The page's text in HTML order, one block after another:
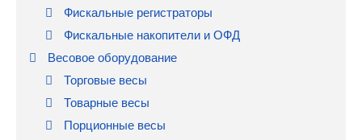
Фискальные регистраторы
Фискальные накопители и ОФД
Весовое оборудование
Торговые весы
Товарные весы
Порционные весы